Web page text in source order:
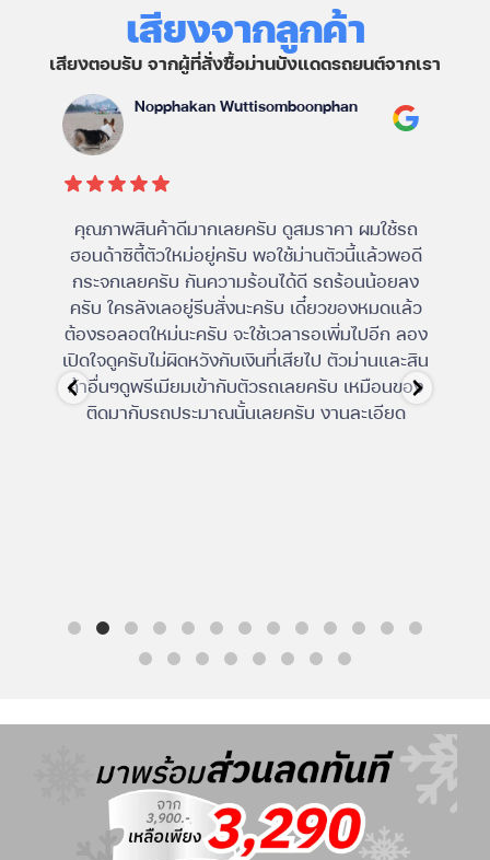
เสียงจากลูกค้า
เสียงตอบรับ จากผู้ที่สั่งซื้อม่านบังแดดรถยนต์จากเรา
Nopphakan Wuttisomboonphan
คุณภาพสินค้าดีมากเลยครับ ดูสมราคา ผมใช้รถ
ฮอนด้าซิตี้ตัวใหม่อยู่ครับ พอใช้ม่านตัวนี้แล้วพอดี
กระจกเลยครับ กันความร้อนได้ดี รถร้อนน้อยลง
ครับ ใครลังเลอยู่รีบสั่งนะครับ เดี๋ยวของหมดแล้ว
ต้องรอลอตใหม่นะครับ จะใช้เวลารอเพิ่มไปอีก ลอง
เปิดใจดูครับไม่ผิดหวังกับเงินที่เสียไป ตัวม่านและสิน
ค้าอื่นๆดูพรีเมียมเข้ากับตัวรถเลยครับ เหมือนของ
ติดมากับรถประมาณนั้นเลยครับ งานละเอียด